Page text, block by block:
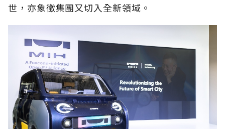
世，亦象徵集團又切入全新領域。